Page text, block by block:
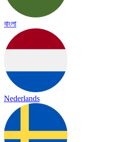
বাংলা
Nederlands